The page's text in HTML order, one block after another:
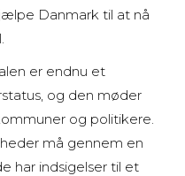
Danmark til at nå
er endnu et
og den møder
og politikere.
må gennem en
har indsigelser til et